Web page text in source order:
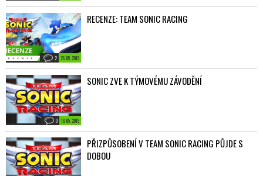
26. 05. 2019
2
RECENZE: TEAM SONIC RACING
18. 05. 2019
0
SONIC ZVE K TÝMOVÉMU ZÁVODĚNÍ
PŘIZPŮSOBENÍ V TEAM SONIC RACING PŮJDE S
DOBOU